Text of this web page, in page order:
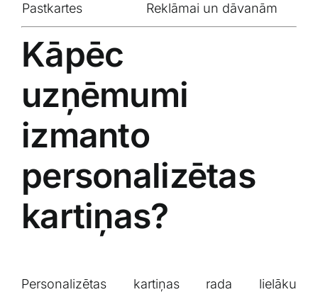
Pastkartes
Reklāmai un dāvanām
Kāpēc
uzņēmumi
izmanto
personalizētas
kartiņas?
Personalizētas kartiņas rada lielāku